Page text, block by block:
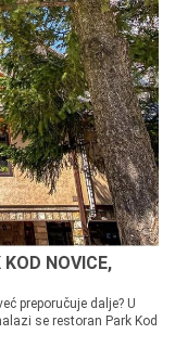
NOVICE,
preporučuje dalje? U
se restoran Park Kod